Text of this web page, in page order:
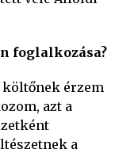
foglalkozása?
érzem
azt a
a